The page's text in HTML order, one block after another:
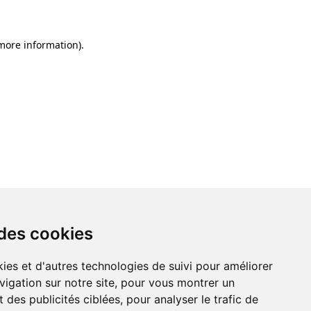
cookies
et d'autres technologies de suivi pour améliorer
sur notre site, pour vous montrer un
des publicités ciblées, pour analyser le trafic de
information).